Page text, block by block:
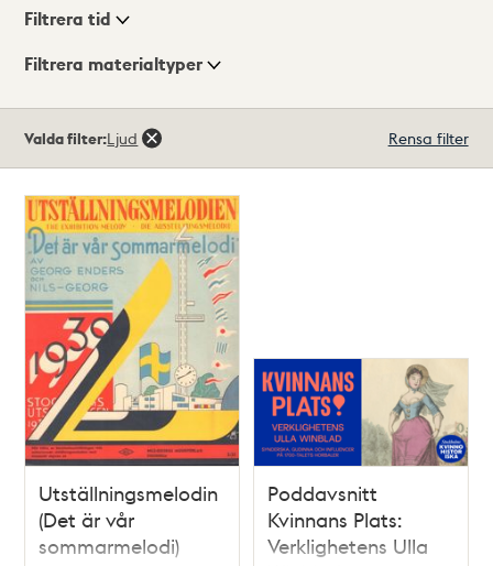
Visningsläge
Filtrera tid
Filtrera materialtyper
träffar
Valda filter:Ljud Rensa filter
Utställningsmelodin
(Det är vår
sommarmelodi)
Poddavsnitt
Kvinnans Plats:
Verklighetens Ulla